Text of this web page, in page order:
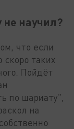
научил?
что если
скоро таких
Пойдёт
по шариату",
на